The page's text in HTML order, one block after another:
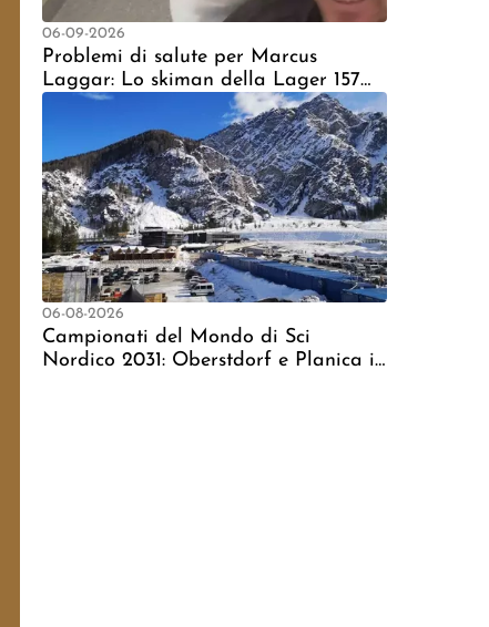
06-09-2026
Problemi di salute per Marcus
Laggar: Lo skiman della Lager 157
ricoverato d'urgenza
06-08-2026
Campionati del Mondo di Sci
Nordico 2031: Oberstdorf e Planica in